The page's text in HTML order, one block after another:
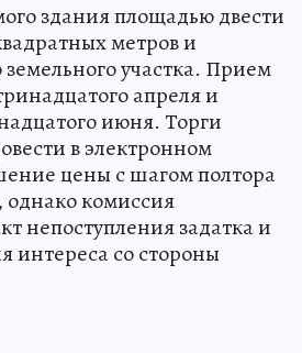
здания площадью двести
метров и
земельного участка. Прием
апреля и
июня. Торги
в электронном
цены с шагом полтора
комиссия
непоступления задатка и
интереса со стороны